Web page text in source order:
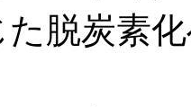
た脱炭素